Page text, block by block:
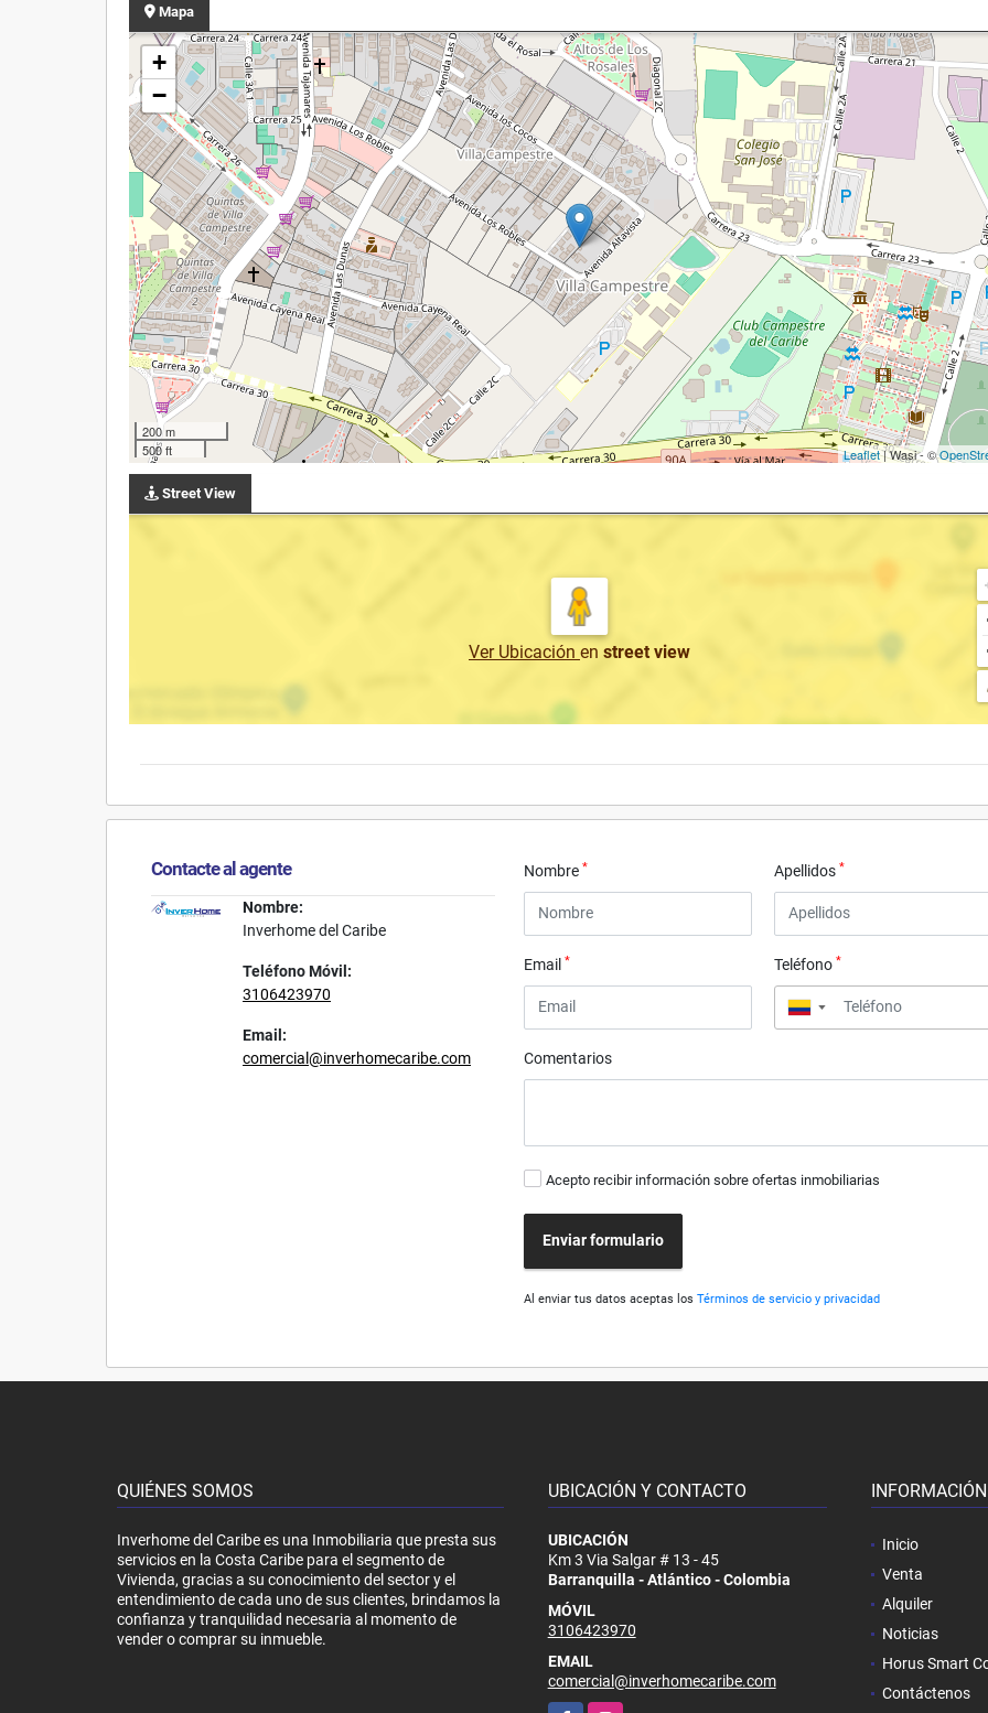
Mapa
+
−
200 m
500 ft
Leaflet| Wasi - ©
Street View
Ver Ubicación en street view
Contacte al agente
Nombre:
Inverhome del Caribe
Teléfono Móvil:
3106423970
Email:
comercial@inverhomecaribe.com
Nombre* Apellidos *
Email* Teléfono *
▼
Comentarios
Acepto recibir información sobre ofertas inmobiliarias
Enviar formulario
Al enviar tus datos aceptas losTérminos de servicio y privacidad
QUIÉNES SOMOS
Inverhome del Caribe es una Inmobiliaria que presta sus
servicios en la Costa Caribe para el segmento de
Vivienda, gracias a su conocimiento del sector y el
entendimiento de cada uno de sus clientes, brindamos la
confianza y tranquilidad necesaria al momento de
vender o comprar su inmueble.
UBICACIÓN Y CONTACTO
UBICACIÓN
Km 3 Via Salgar # 13 - 45
Barranquilla - Atlántico - Colombia
MÓVIL
3106423970
EMAIL
comercial@inverhomecaribe.com
INFORMACIÓN
Inicio
Venta
Alquiler
Noticias
Horus Smart
Contáctenos